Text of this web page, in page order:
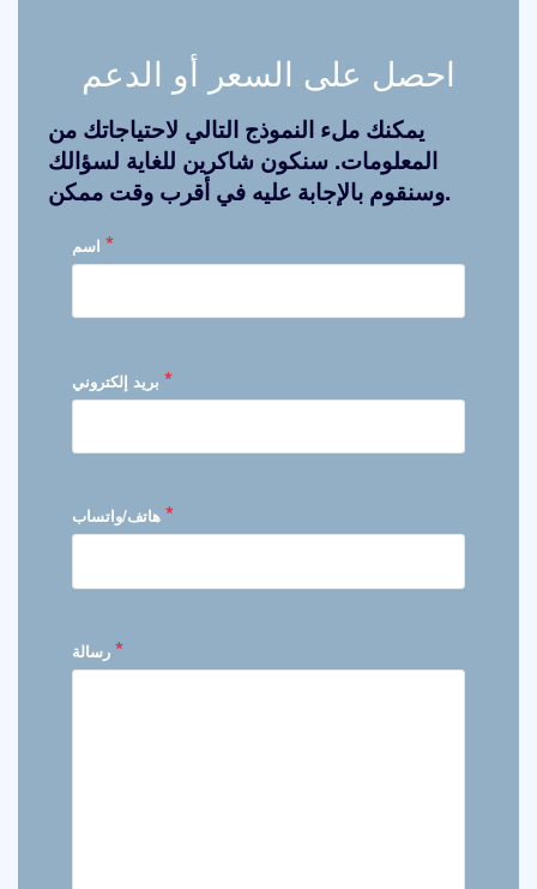
احصل على السعر أو الدعم
يمكنك ملء النموذج التالي لاحتياجاتك من
المعلومات. سنكون شاكرين للغاية لسؤالك
وسنقوم بالإجابة عليه في أقرب وقت ممكن.
*
*
*
*